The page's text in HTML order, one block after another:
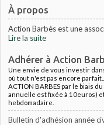
À propos
Action Barbès est une
Lire la suite
Adhérer à Action
Une envie de vous investir
où tout n'est pas encore
ACTION BARBES par le biais
annuelle est fixée à 10euros)
hebdomadaire.
Bulletin d'adhésion année